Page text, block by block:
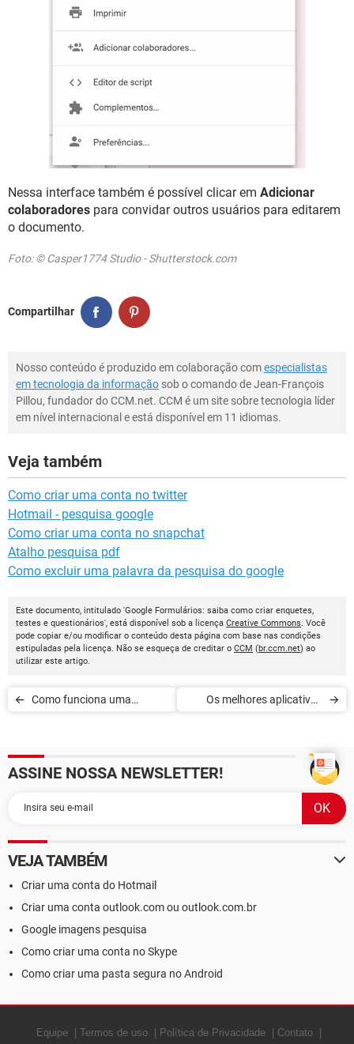
Nessa interface também é possível clicar em Adicionar
colaboradores para convidar outros usuários para editarem
o documento.
Foto: © Casper1774 Studio - Shutterstock.com
Compartilhar
Nosso conteúdo é produzido em colaboração comespecialistas
em tecnologia da informação sob o comando de Jean-François
Pillou, fundador do CCM.net. CCM é um site sobre tecnologia líder
em nível internacional e está disponível em 11 idiomas.
Veja também
Como criar uma conta no twitter
Hotmail - pesquisa google
Como criar uma conta no snapchat
Atalho pesquisa pdf
Como excluir uma palavra da pesquisa do google
Este documento, intitulado 'Google Formulários: saiba como criar enquetes,
testes e questionários', está disponível sob a licença Creative Commons . Você
pode copiar e/ou modificar o conteúdo desta página com base nas condições
estipuladas pela licença. Não se esqueça de creditar o CCM (br.ccm.net) ao
utilizar este artigo.
Como funciona uma
Os melhores aplicativos
ASSINE NOSSA NEWSLETTER!
VEJA TAMBÉM
Criar uma conta do Hotmail
Criar uma conta outlook.com ou outlook.com.br
Google imagens pesquisa
Como criar uma conta no Skype
Como criar uma pasta segura no Android
Equipe Termos de uso Política de Privacidade Contato